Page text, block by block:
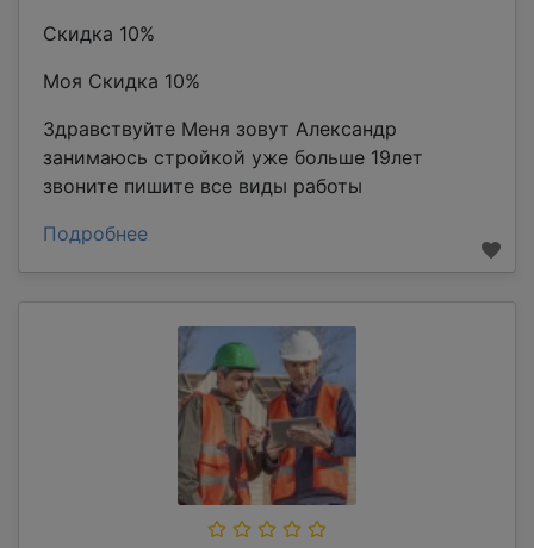
Скидка 10%
Моя Скидка 10%
Здравствуйте Меня зовут Александр
занимаюсь стройкой уже больше 19лет
звоните пишите все виды работы
Подробнее